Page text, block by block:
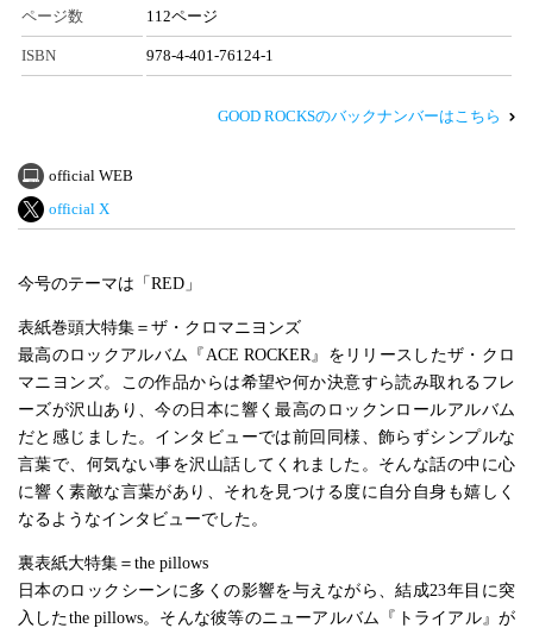
ページ数 112ページ
ISBN 978-4-401-76124-1
GOOD ROCKSのバックナンバーはこちら
official WEB
official X
今号のテーマは「RED」
表紙巻頭大特集＝ザ・クロマニヨンズ
最高のロックアルバム『ACE ROCKER』をリリースしたザ・クロ
マニヨンズ。この作品からは希望や何か決意すら読み取れるフレ
ーズが沢山あり、今の日本に響く最高のロックンロールアルバム
だと感じました。インタビューでは前回同様、飾らずシンプルな
言葉で、何気ない事を沢山話してくれました。そんな話の中に心
に響く素敵な言葉があり、それを見つける度に自分自身も嬉しく
なるようなインタビューでした。
裏表紙大特集＝the pillows
日本のロックシーンに多くの影響を与えながら、結成23年目に突
入したthe pillows。そんな彼等のニューアルバム『トライアル』が